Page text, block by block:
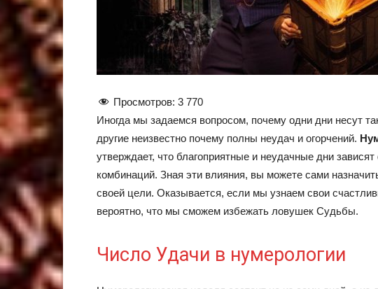
Просмотров: 3 770
Иногда мы задаемся вопросом, почему одни дни несут
другие неизвестно почему полны неудач и огорчений.
утверждает, что благоприятные и неудачные дни
комбинаций. Зная эти влияния, вы можете сами
своей цели. Оказывается, если мы узнаем свои
вероятно, что мы сможем избежать ловушек Судьбы.
Число Удачи в нумерологии